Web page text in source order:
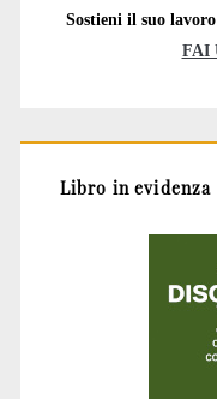
Sostieni il suo lavoro
FAI
Libro in evidenza